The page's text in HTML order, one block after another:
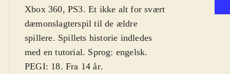
Xbox 360, PS3. Et ikke alt for svært
dæmonslagterspil til de ældre
spillere. Spillets historie indledes
med en tutorial. Sprog: engelsk.
PEGI: 18. Fra 14 år.